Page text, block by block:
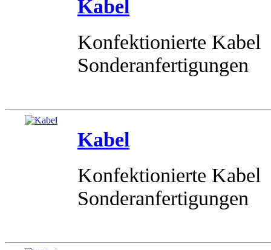
Kabel
Konfektionierte Kabel
Sonderanfertigungen
Kabel
Konfektionierte Kabel
Sonderanfertigungen